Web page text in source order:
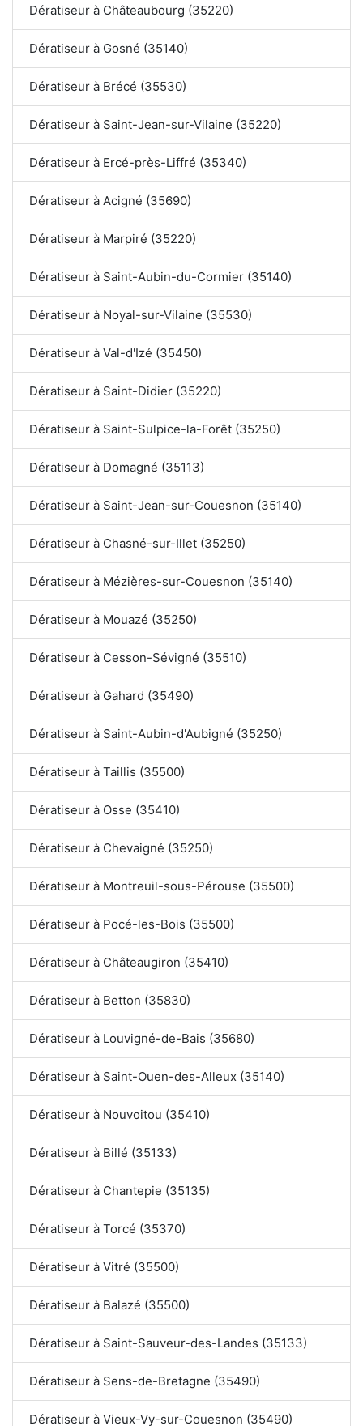
Dératiseur à Châteaubourg (35220)
Dératiseur à Gosné (35140)
Dératiseur à Brécé (35530)
Dératiseur à Saint-Jean-sur-Vilaine (35220)
Dératiseur à Ercé-près-Liffré (35340)
Dératiseur à Acigné (35690)
Dératiseur à Marpiré (35220)
Dératiseur à Saint-Aubin-du-Cormier (35140)
Dératiseur à Noyal-sur-Vilaine (35530)
Dératiseur à Val-d'Izé (35450)
Dératiseur à Saint-Didier (35220)
Dératiseur à Saint-Sulpice-la-Forêt (35250)
Dératiseur à Domagné (35113)
Dératiseur à Saint-Jean-sur-Couesnon (35140)
Dératiseur à Chasné-sur-Illet (35250)
Dératiseur à Mézières-sur-Couesnon (35140)
Dératiseur à Mouazé (35250)
Dératiseur à Cesson-Sévigné (35510)
Dératiseur à Gahard (35490)
Dératiseur à Saint-Aubin-d'Aubigné (35250)
Dératiseur à Taillis (35500)
Dératiseur à Osse (35410)
Dératiseur à Chevaigné (35250)
Dératiseur à Montreuil-sous-Pérouse (35500)
Dératiseur à Pocé-les-Bois (35500)
Dératiseur à Châteaugiron (35410)
Dératiseur à Betton (35830)
Dératiseur à Louvigné-de-Bais (35680)
Dératiseur à Saint-Ouen-des-Alleux (35140)
Dératiseur à Nouvoitou (35410)
Dératiseur à Billé (35133)
Dératiseur à Chantepie (35135)
Dératiseur à Torcé (35370)
Dératiseur à Vitré (35500)
Dératiseur à Balazé (35500)
Dératiseur à Saint-Sauveur-des-Landes (35133)
Dératiseur à Sens-de-Bretagne (35490)
Dératiseur à Vieux-Vy-sur-Couesnon (35490)